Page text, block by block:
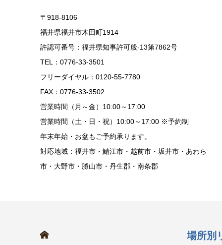
〒918-8106
福井県福井市木田町1914
許認可番号：福井県知事許可般-13第7862号
TEL：0776-33-3501
フリーダイヤル：0120-55-7780
FAX：0776-33-3502
営業時間（月～金）10:00～17:00
営業時間（土・日・祝）10:00～17:00 ※予約制
年末年始・お盆もご予約承ります。
対応地域：福井市・鯖江市・越前市・坂井市・あわら
市・大野市・勝山市・丹生郡・南条郡
場所別